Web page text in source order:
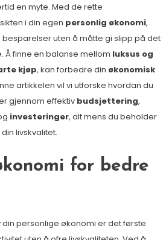
en myte. Med de rette
i din egen personlig økonomi,
uten å måtte gi slipp på det
Å finne en balanse mellom luksus og
kjøp, kan forbedre din økonomisk
artikkelen vil vi utforske hvordan du
gjennom effektiv budsjettering,
investeringer, alt mens du beholder
livskvalitet.
for bedre
personlige økonomi er det første